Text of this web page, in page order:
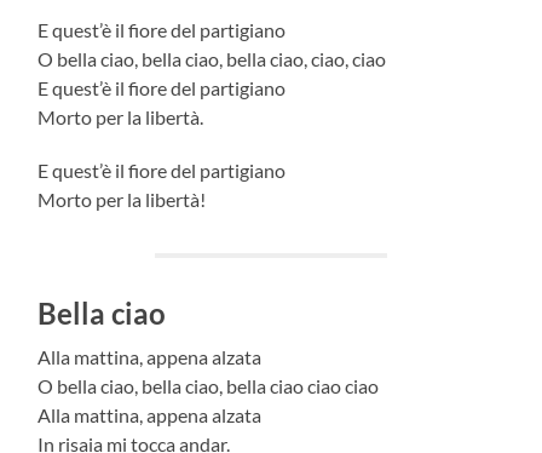
E quest’è il fiore del partigiano
O bella ciao, bella ciao, bella ciao, ciao, ciao
E quest’è il fiore del partigiano
Morto per la libertà.
E quest’è il fiore del partigiano
Morto per la libertà!
Bella ciao
Alla mattina, appena alzata
O bella ciao, bella ciao, bella ciao ciao ciao
Alla mattina, appena alzata
In risaia mi tocca andar.